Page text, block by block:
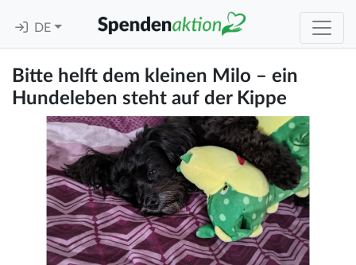
DE
Bitte helft dem kleinen Milo – ein
Hundeleben steht auf der Kippe